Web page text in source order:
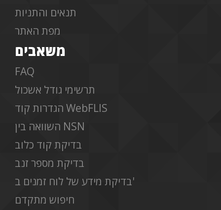
תנאים והתניות
מפת האתר
משאבים
FAQ
תרשימי גודל אשכול
הגדרות קוד WebFLIS
השוואה בין NSN
בדיקת קוד כלוב
בדיקת מספר זנב
בדיקת מידע של לוח זמנים ב'
חיפוש מתקדם